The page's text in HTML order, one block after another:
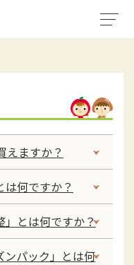
えますか？
は何ですか？
」とは何ですか？
ンパック」とは何